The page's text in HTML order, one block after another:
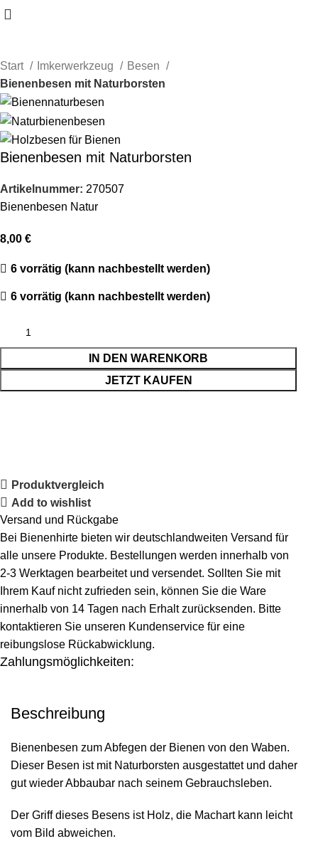
Start Imkerwerkzeug
Besen
Bienenbesen mit Naturborsten
Bienenbesen mit Naturborsten
Artikelnummer: 270507
Bienenbesen Natur
8,00€
6 vorrätig (kann nachbestellt werden)
6 vorrätig (kann nachbestellt werden)
IN DEN WARENKORB
JETZT KAUFEN
Produktvergleich
Add to wishlist
Versand und Rückgabe
Bei Bienenhirte bieten wir deutschlandweiten Versand für
alle unsere Produkte. Bestellungen werden innerhalb von
2-3 Werktagen bearbeitet und versendet. Sollten Sie mit
Ihrem Kauf nicht zufrieden sein, können Sie die Ware
innerhalb von 14 Tagen nach Erhalt zurücksenden. Bitte
kontaktieren Sie unseren Kundenservice für eine
reibungslose Rückabwicklung.
Zahlungsmöglichkeiten:
Beschreibung
Bienenbesen zum Abfegen der Bienen von den Waben.
Dieser Besen ist mit Naturborsten ausgestattet und daher
gut wieder Abbaubar nach seinem Gebrauchsleben.
Der Griff dieses Besens ist Holz, die Machart kann leicht
vom Bild abweichen.